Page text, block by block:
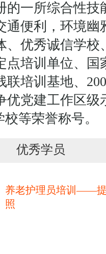
的一所综合性技
通便利，环境幽
、优秀诚信学校
点培训单位、国
联培训基地、
优党建工作区级
等荣誉称号。
优秀学员
养老护理员培训——
照